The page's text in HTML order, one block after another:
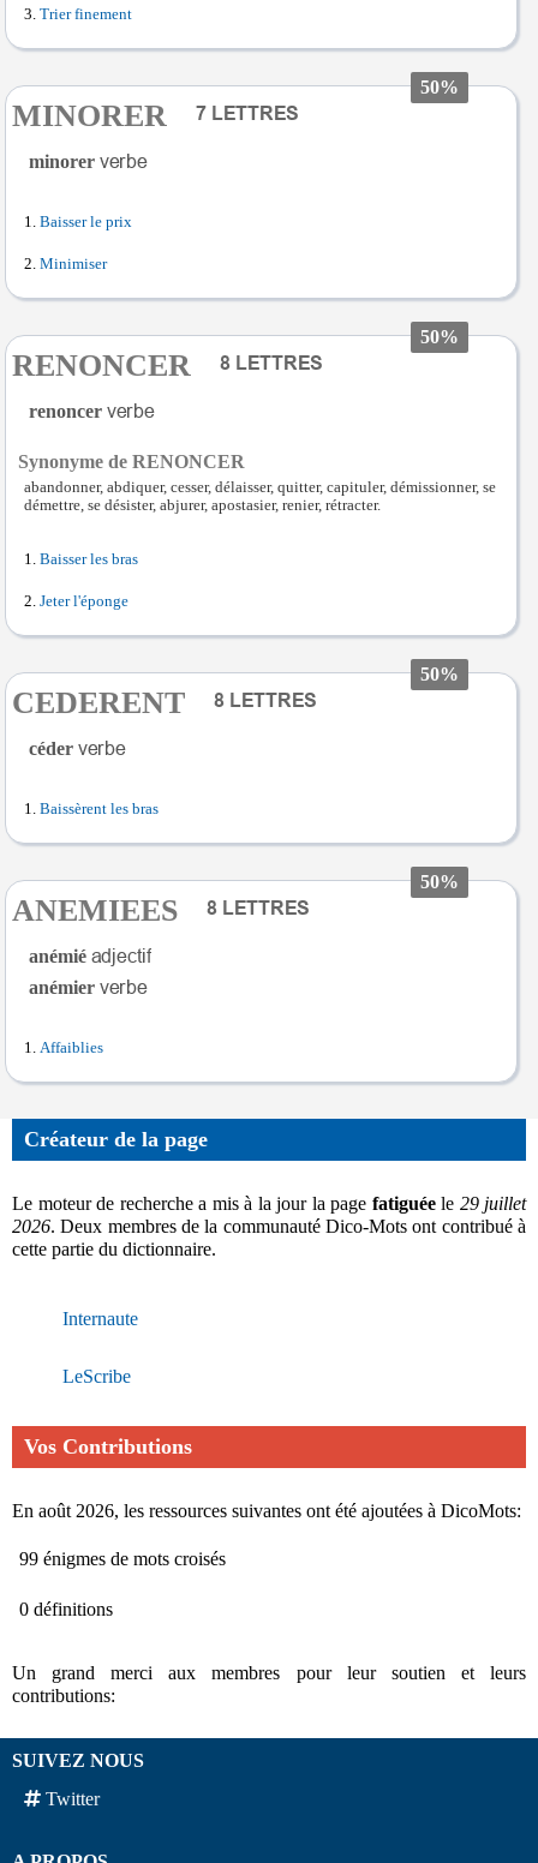
Trier finement
50%
MINORER
minorer
Baisser le prix
Minimiser
50%
RENONCER
renoncer
Synonyme de RENONCER
abandonner, abdiquer, cesser, délaisser, quitter, capituler, démissionner, se
démettre, se désister, abjurer, apostasier, renier, rétracter.
Baisser les bras
Jeter l'éponge
50%
CEDERENT
céder
Baissèrent les bras
50%
ANEMIEES
anémié
anémier
Affaiblies
Créateur de la page
Le moteur de recherche a mis à la jour la page fatiguéele 29 juillet
2026. Deux membres de la communauté Dico-Mots ont contribué à
cette partie du dictionnaire.
Internaute
LeScribe
Vos Contributions
En août 2026, les ressources suivantes ont été ajoutées à DicoMots:
99 énigmes de mots croisés
0 définitions
Un grand merci aux membres pour leur soutien et leurs
contributions:
SUIVEZ NOUS
Twitter